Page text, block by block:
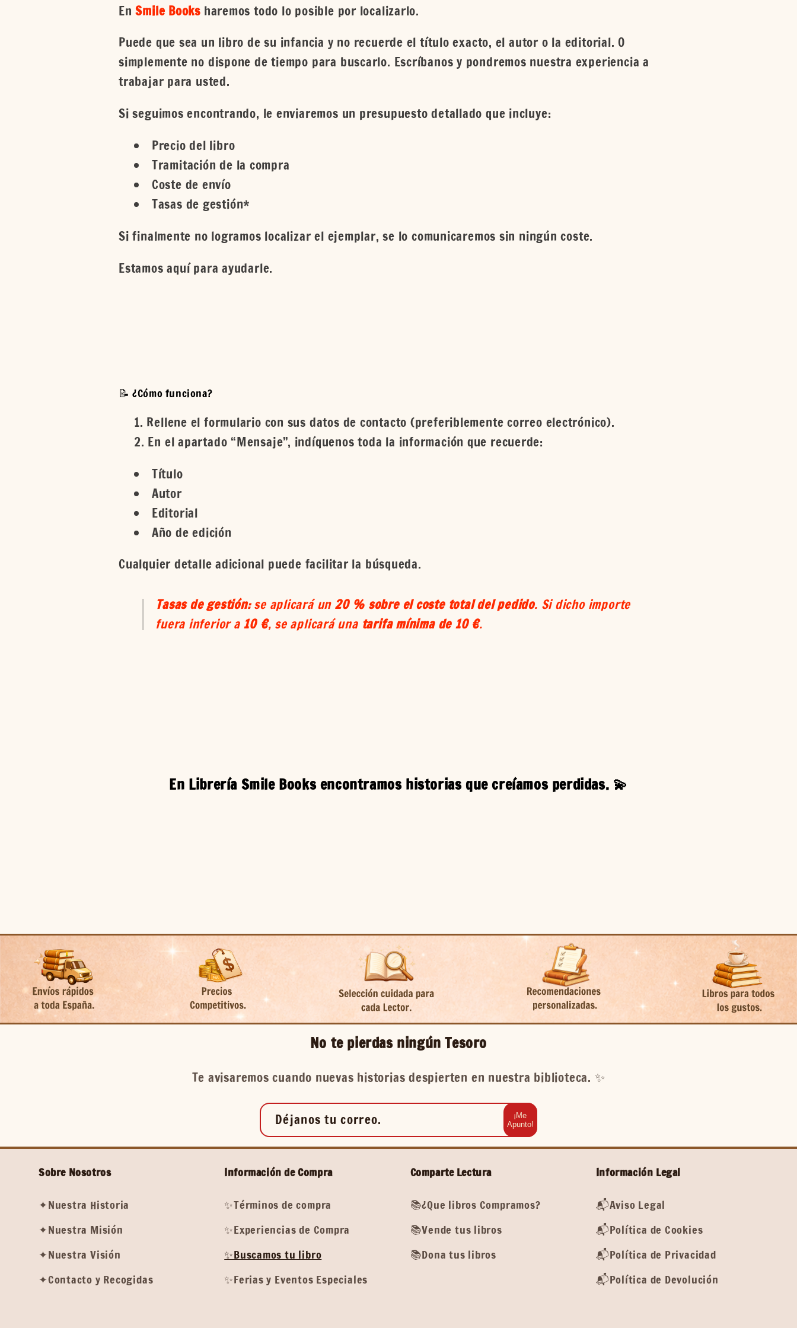
EnSmile Books haremos todo lo posible por localizarlo.
Puede que sea un libro de su infancia y no recuerde el título exacto, el autor o la editorial. O
simplemente no dispone de tiempo para buscarlo. Escríbanos y pondremos nuestra experiencia a
trabajar para usted.
Si seguimos encontrando, le enviaremos un presupuesto detallado que incluye:
Precio del libro
Tramitación de la compra
Coste de envío
Tasas de gestión*
Si finalmente no logramos localizar el ejemplar, se lo comunicaremos sin ningún coste.
Estamos aquí para ayudarle.
📝 ¿Cómo funciona?
Rellene el formulario con sus datos de contacto (preferiblemente correo electrónico).
En el apartado “Mensaje”, indíquenos toda la información que recuerde:
Título
Autor
Editorial
Año de edición
Cualquier detalle adicional puede facilitar la búsqueda.
Tasas de gestión:se aplicará un 20 % sobre el coste total del pedido. Si dicho importe
fuera inferior a 10 €, se aplicará una tarifa mínima de 10 €.
En Librería Smile Books encontramos historias que creíamos perdidas. 💫
No te pierdas ningún Tesoro
Te avisaremos cuando nuevas historias despierten en nuestra biblioteca. ✨️
Déjanos tu correo.
¡Me
Apunto!
Sobre Nosotros
✦Nuestra Historia
✦Nuestra Misión
✦Nuestra Visión
✦Contacto y Recogidas
Información de Compra
✨Términos de compra
✨Experiencias de Compra
✨Buscamos tu libro
✨Ferias y Eventos Especiales
Comparte Lectura
📚¿Que libros Compramos?
📚Vende tus libros
📚Dona tus libros
Información Legal
📬Aviso Legal
📬Política de Cookies
📬Política de Privacidad
📬Política de Devolución